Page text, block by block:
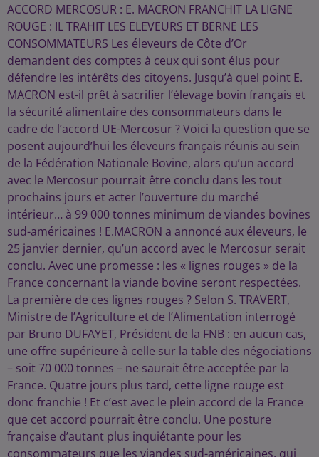
ACCORD MERCOSUR : E. MACRON FRANCHIT LA LIGNE
ROUGE : IL TRAHIT LES ELEVEURS ET BERNE LES
CONSOMMATEURS Les éleveurs de Côte d’Or
demandent des comptes à ceux qui sont élus pour
défendre les intérêts des citoyens. Jusqu’à quel point E.
MACRON est-il prêt à sacrifier l’élevage bovin français et
la sécurité alimentaire des consommateurs dans le
cadre de l’accord UE-Mercosur ? Voici la question que se
posent aujourd’hui les éleveurs français réunis au sein
de la Fédération Nationale Bovine, alors qu’un accord
avec le Mercosur pourrait être conclu dans les tout
prochains jours et acter l’ouverture du marché
intérieur… à 99 000 tonnes minimum de viandes bovines
sud-américaines ! E.MACRON a annoncé aux éleveurs, le
25 janvier dernier, qu’un accord avec le Mercosur serait
conclu. Avec une promesse : les « lignes rouges » de la
France concernant la viande bovine seront respectées.
La première de ces lignes rouges ? Selon S. TRAVERT,
Ministre de l’Agriculture et de l’Alimentation interrogé
par Bruno DUFAYET, Président de la FNB : en aucun cas,
une offre supérieure à celle sur la table des négociations
– soit 70 000 tonnes – ne saurait être acceptée par la
France. Quatre jours plus tard, cette ligne rouge est
donc franchie ! Et c’est avec le plein accord de la France
que cet accord pourrait être conclu. Une posture
française d’autant plus inquiétante pour les
consommateurs que les viandes sud-américaines, qui